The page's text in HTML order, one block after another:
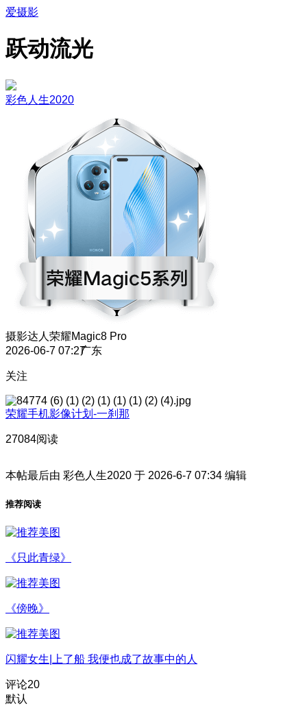
爱摄影
跃动流光
彩色人生2020
摄影达人 荣耀Magic8 Pro
2026-06-7 07:27广东
关注
荣耀手机影像计划-一刹那
27084阅读
本帖最后由 彩色人生2020 于 2026-6-7 07:34 编辑
推荐阅读
《只此青绿》
《傍晚》
闪耀女生|上了船 我便也成了故事中的人
评论20
默认